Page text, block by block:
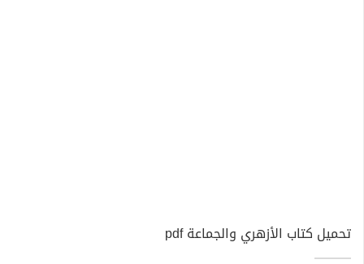
تحميل كتاب الأزهري والجماعة pdf